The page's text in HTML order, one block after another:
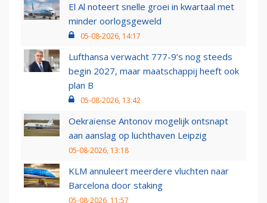
El Al noteert snelle groei in kwartaal met
minder oorlogsgeweld
05-08-2026, 14:17
Lufthansa verwacht 777-9’s nog steeds
begin 2027, maar maatschappij heeft ook
plan B
05-08-2026, 13:42
Oekraïense Antonov mogelijk ontsnapt
aan aanslag op luchthaven Leipzig
05-08-2026, 13:18
KLM annuleert meerdere vluchten naar
Barcelona door staking
05-08-2026, 11:57